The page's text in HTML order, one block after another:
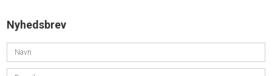
Nyhedsbrev